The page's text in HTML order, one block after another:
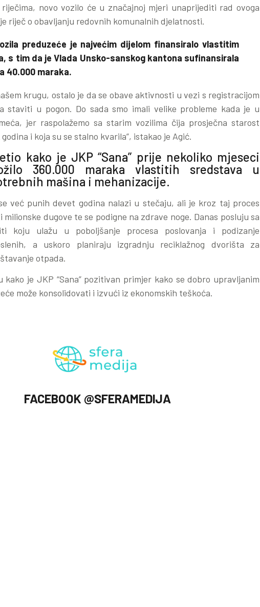
riječima, novo vozilo će u značajnoj mjeri unaprijediti rad ovoga
riječ o obavljanju redovnih komunalnih djelatnosti.
preduzeće je najvećim dijelom finansiralo vlastitim
s tim da je Vlada Unsko-sanskog kantona sufinansirala
40.000 maraka.
krugu, ostalo je da se obave aktivnosti u vezi s registracijom
staviti u pogon. Do sada smo imali velike probleme kada je u
jer raspolažemo sa starim vozilima čija prosječna starost
i koja su se stalno kvarila”, istakao je Agić.
kako je JKP “Sana” prije nekoliko mjeseci
360.000 maraka vlastitih sredstava u
mašina i mehanizacije.
već punih devet godina nalazi u stečaju, ali je kroz taj proces
dugove te se podigne na zdrave noge. Danas posluju sa
koju ulažu u poboljšanje procesa poslovanja i podizanje
a uskoro planiraju izgradnju reciklažnog dvorišta za
otpada.
kako je JKP “Sana” pozitivan primjer kako se dobro upravljanim
može konsolidovati i izvući iz ekonomskih teškoća.
FACEBOOK @SFERAMEDIJA